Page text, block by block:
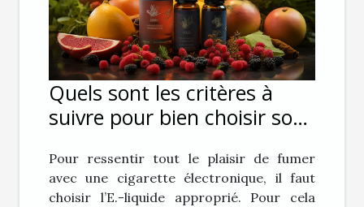
Quels sont les critères à
suivre pour bien choisir son
électronique ?
Pour ressentir tout le plaisir de fumer
avec une cigarette électronique, il faut
choisir l’E.-liquide approprié. Pour cela